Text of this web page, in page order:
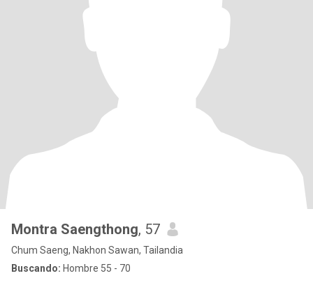
Montra Saengthong, 57
Chum Saeng, Nakhon Sawan, Tailandia
Buscando: Hombre 55 - 70